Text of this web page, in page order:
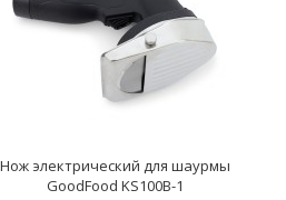
Нож электрический для шаурмы
GoodFood KS100B-1